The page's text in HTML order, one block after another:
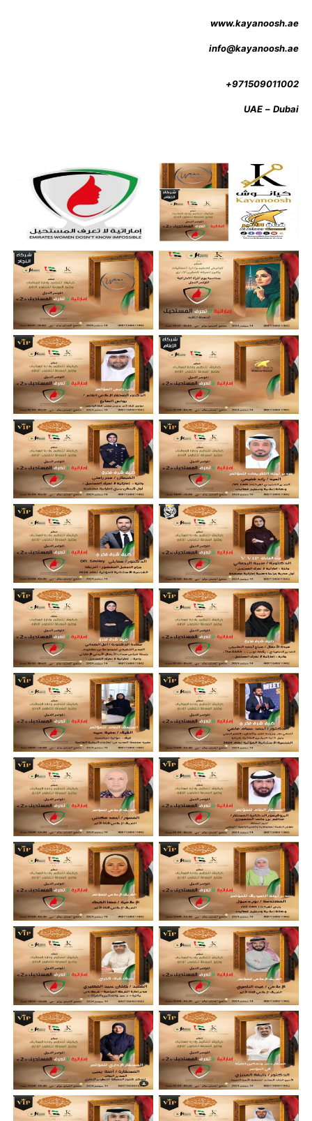
www.kayanoosh.ae
info@kayanoosh.ae
971509011002+
UAE – Dubai